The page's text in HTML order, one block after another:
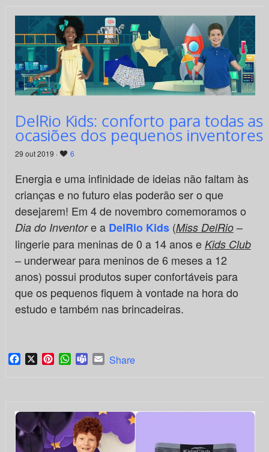
DelRio Kids: conforto para todas as
ocasiões dos pequenos inventores
29 out 2019 · 6
Energia e uma infinidade de ideias não faltam às
crianças e no futuro elas poderão ser o que
desejarem! Em 4 de novembro comemoramos o
Dia do Inventore a DelRio Kids(Miss DelRio–
lingerie para meninas de 0 a 14 anos e Kids Club
– underwear para meninos de 6 meses a 12
anos) possui produtos super confortáveis para
que os pequenos fiquem à vontade na hora do
estudo e também nas brincadeiras.
Facebook
X PinterestWhatsApp
TeamsEmail
Share